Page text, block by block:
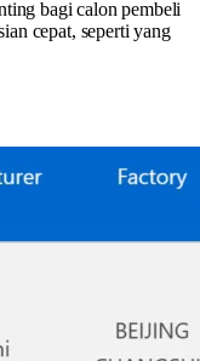
bagi calon pembeli
cepat, seperti yang